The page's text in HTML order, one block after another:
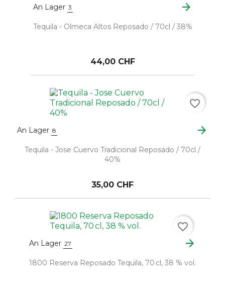
An Lager 3 arrow_forward
Tequila - Olmeca Altos Reposado / 70cl / 38%
44,00 CHF
An Lager 8 arrow_forward
Tequila - Jose Cuervo Tradicional Reposado / 70cl /
40%
35,00 CHF
favorite_border
An Lager 27 arrow_forward
1800 Reserva Reposado Tequila, 70 cl, 38 % vol.
favorite_border